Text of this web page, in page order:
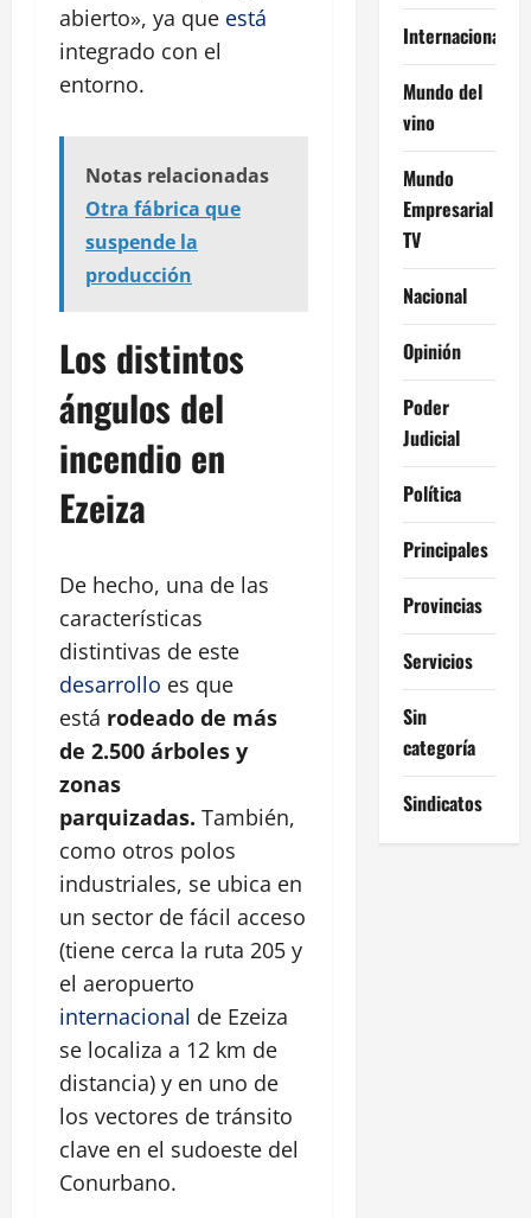
abierto», ya que está
integrado con el
entorno.
Notas relacionadas
Otra fábrica que
suspende la
producción
Los distintos
ángulos del
incendio en
Ezeiza
De hecho, una de las
características
distintivas de este
desarrollo es que
está rodeado de más
de 2.500 árboles y
zonas
parquizadas. También,
como otros polos
industriales, se ubica en
un sector de fácil acceso
(tiene cerca la ruta 205 y
el aeropuerto
internacional de Ezeiza
se localiza a 12 km de
distancia) y en uno de
los vectores de tránsito
clave en el sudoeste del
Conurbano.
Internacional
Mundo del
vino
Mundo
Empresarial
TV
Nacional
Opinión
Poder
Judicial
Política
Principales
Provincias
Servicios
Sin
categoría
Sindicatos